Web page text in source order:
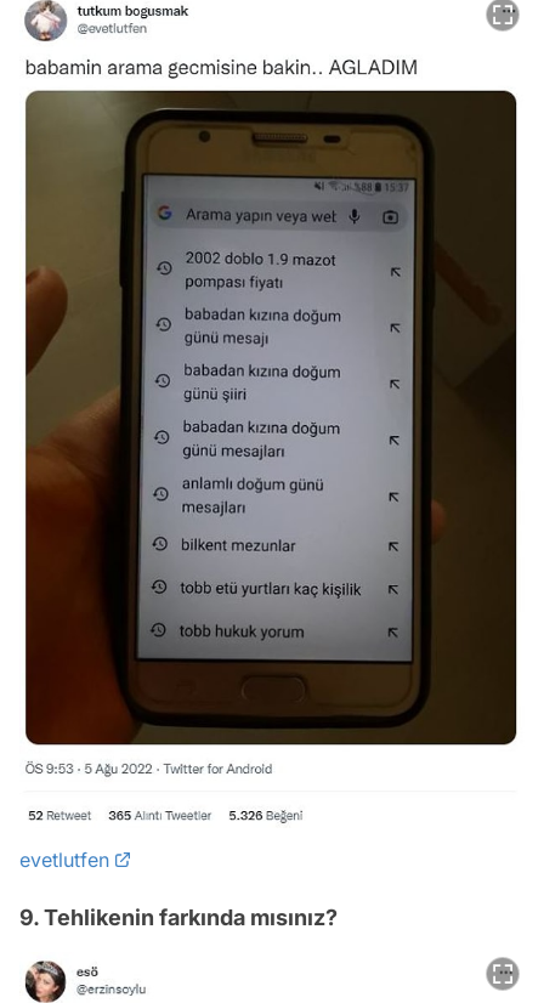
evetlutfen
9. Tehlikenin farkında mısınız?